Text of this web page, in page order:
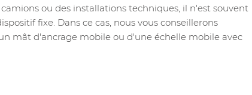
ou des installations techniques, il n'est souvent
fixe. Dans ce cas, nous vous conseillerons
mât d'ancrage mobile ou d'une échelle mobile avec